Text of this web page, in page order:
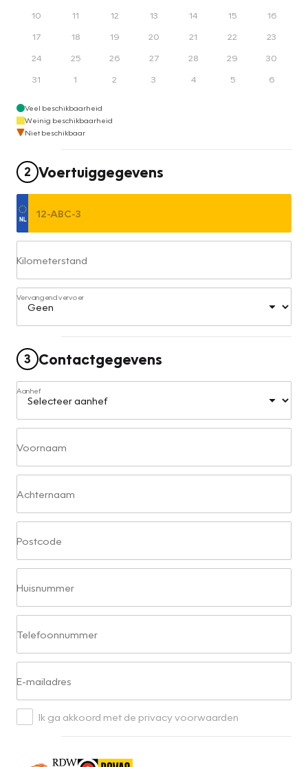
10
11 12 13 14 15
16
17
18 19 20 21 22
23
24
25 26 27 28 29
30
31
1 2 3 4 5 6
Veel beschikbaarheid
Weinig beschikbaarheid
Niet beschikbaar
2 Voertuiggegevens
Kilometerstand
Vervangend vervoer
3 Contactgegevens
Aanhef
Voornaam
Achternaam
Postcode
Huisnummer
Telefoonnummer
E-mailadres
Ik ga akkoord met de privacy voorwaarden